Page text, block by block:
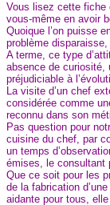
Vous lisez cette fiche
vous-même en avoir
Quoique l’on puisse
problème
A terme, ce type
absence de curiosité,
préjudiciable à
La visite d’un chef
considérée comme
reconnu dans son
Pas question pour
cuisine du chef, par
un temps
émises, le consultant
Que ce soit pour les
de la fabrication
aidante pour tous,